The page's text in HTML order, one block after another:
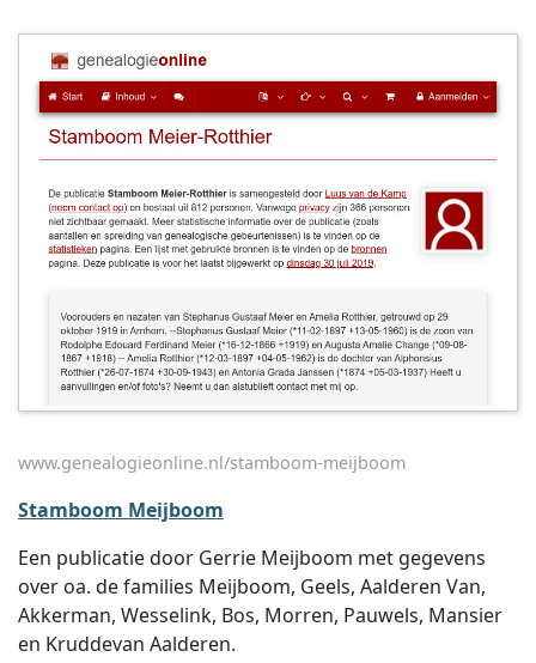
www.genealogieonline.nl/stamboom-meijboom
Stamboom Meijboom
Een publicatie door Gerrie Meijboom met gegevens
over oa. de families Meijboom, Geels, Aalderen Van,
Akkerman, Wesselink, Bos, Morren, Pauwels, Mansier
en Kruddevan Aalderen.